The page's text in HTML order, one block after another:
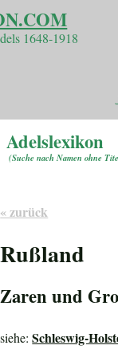
1648-1918
Adelslexikon
(Suche nach Namen ohne
« zurück
Rußland
Zaren und
siehe:Schleswig-